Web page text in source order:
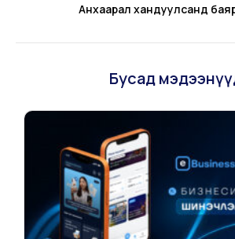
Анхаарал хандуулсанд
Бусад